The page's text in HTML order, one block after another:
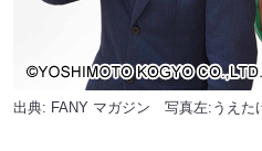
出典: FANY マガジン 写真左:うえた